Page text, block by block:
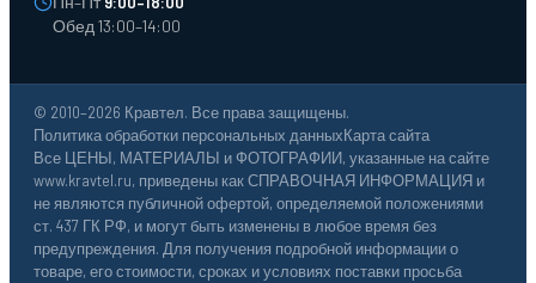
Обед 13:00–14:00
© 2010–2026 Кравтел. Все права защищены.
Политика обработки персональных данныхКарта сайта
Все ЦЕНЫ, МАТЕРИАЛЫ и ФОТОГРАФИИ, указанные на сайте
www.kravtel.ru, приведены как СПРАВОЧНАЯ ИНФОРМАЦИЯ и
не являются публичной офертой, определяемой положениями
ст. 437 ГК РФ, и могут быть изменены в любое время без
предупреждения. Для получения подробной информации о
товаре, его стоимости, сроках и условиях поставки просьба